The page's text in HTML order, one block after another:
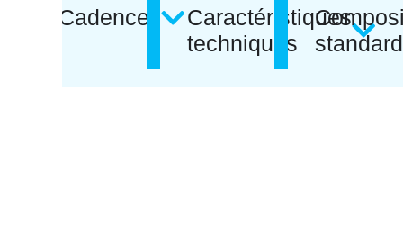
Cadences
Caractéristiques
techniques
standard